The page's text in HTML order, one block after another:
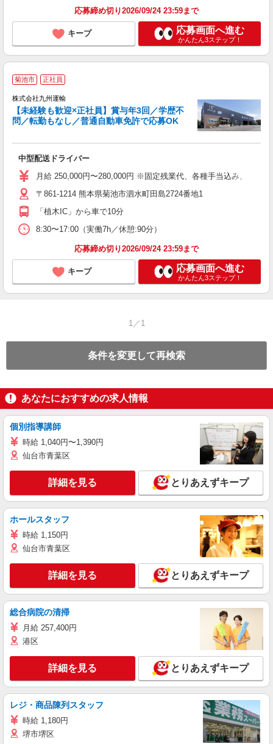
応募締め切り2026/09/24 23:59まで
キープ 応募画面へ進む
かんたん3ステップ！
菊池市 正社員
株式会社九州運輸
【未経験も歓迎×正社員】賞与年3回／学歴不
問／転勤もなし／普通自動車免許で応募OK
中型配送ドライバー
月給 250,000円〜280,000円 ※固定残業代、各種手当込み。
〒861-1214 熊本県菊池市泗水町田島2724番地1
「植木IC」から車で10分
8:30〜17:00（実働7h／休憩:90分）
応募締め切り2026/09/24 23:59まで
キープ 応募画面へ進む
かんたん3ステップ！
1／1
条件を変更して再検索
あなたにおすすめの求人情報
個別指導講師
時給 1,040円〜1,390円
仙台市青葉区
詳細を見る とりあえずキープ
ホールスタッフ
時給 1,150円
仙台市青葉区
詳細を見る とりあえずキープ
総合病院の清掃
月給 257,400円
港区
詳細を見る とりあえずキープ
レジ・商品陳列スタッフ
時給 1,180円
堺市堺区